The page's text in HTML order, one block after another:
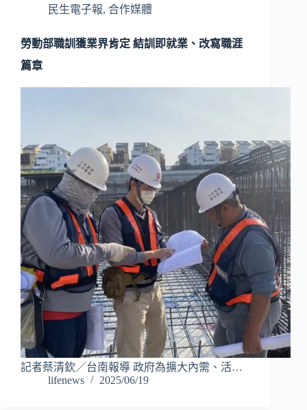
民生電子報, 合作媒體
勞動部職訓獲業界肯定 結訓即就業、改寫職涯
篇章
記者蔡清欽／台南報導 政府為擴大內需、活…
lifenews
2025/06/19